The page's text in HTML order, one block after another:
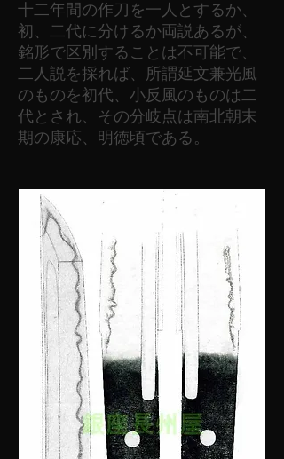
十二年間の作刀を一人とするか、
初、二代に分けるか両説あるが、
銘形で区別することは不可能で、
二人説を採れば、所謂延文兼光風
のものを初代、小反風のものは二
代とされ、その分岐点は南北朝末
期の康応、明徳頃である。